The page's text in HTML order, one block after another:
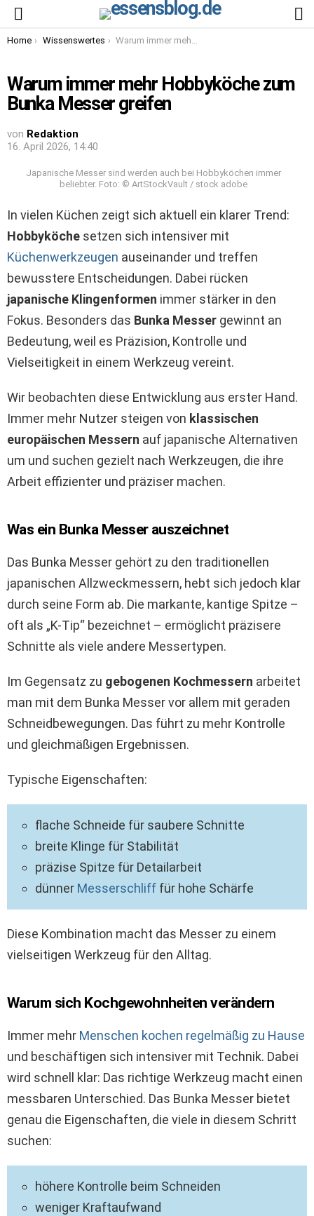
You are here:
Home Wissenswertes Warum immer mehr Hobbyköche zum Bunka Messer greifen
Warum immer mehr Hobbyköche zum
Bunka Messer greifen
von Redaktion
16. April 2026, 14:40
Japanische Messer sind werden auch bei Hobbyköchen immer
beliebter. Foto: © ArtStockVault / stock adobe
In vielen Küchen zeigt sich aktuell ein klarer Trend:
Hobbyköche setzen sich intensiver mit
Küchenwerkzeugen auseinander und treffen
bewusstere Entscheidungen. Dabei rücken
japanische Klingenformen immer stärker in den
Fokus. Besonders das Bunka Messer gewinnt an
Bedeutung, weil es Präzision, Kontrolle und
Vielseitigkeit in einem Werkzeug vereint.
Wir beobachten diese Entwicklung aus erster Hand.
Immer mehr Nutzer steigen von klassischen
europäischen Messern auf japanische Alternativen
um und suchen gezielt nach Werkzeugen, die ihre
Arbeit effizienter und präziser machen.
Was ein Bunka Messer auszeichnet
Das Bunka Messer gehört zu den traditionellen
japanischen Allzweckmessern, hebt sich jedoch klar
durch seine Form ab. Die markante, kantige Spitze –
oft als „K-Tip“ bezeichnet – ermöglicht präzisere
Schnitte als viele andere Messertypen.
Im Gegensatz zu gebogenen Kochmessern arbeitet
man mit dem Bunka Messer vor allem mit geraden
Schneidbewegungen. Das führt zu mehr Kontrolle
und gleichmäßigen Ergebnissen.
Typische Eigenschaften:
flache Schneide für saubere Schnitte
breite Klinge für Stabilität
präzise Spitze für Detailarbeit
dünner Messerschliff für hohe Schärfe
Diese Kombination macht das Messer zu einem
vielseitigen Werkzeug für den Alltag.
Warum sich Kochgewohnheiten verändern
Immer mehr Menschen kochen regelmäßig zu Hause
und beschäftigen sich intensiver mit Technik. Dabei
wird schnell klar: Das richtige Werkzeug macht einen
messbaren Unterschied. Das Bunka Messer bietet
genau die Eigenschaften, die viele in diesem Schritt
suchen:
höhere Kontrolle beim Schneiden
weniger Kraftaufwand